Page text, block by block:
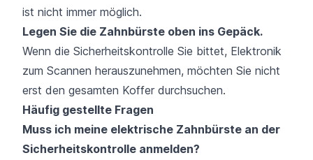
ist nicht immer möglich.
Legen Sie die Zahnbürste oben ins Gepäck.
Wenn die Sicherheitskontrolle Sie bittet, Elektronik
zum Scannen herauszunehmen, möchten Sie nicht
erst den gesamten Koffer durchsuchen.
Häufig gestellte Fragen
Muss ich meine elektrische Zahnbürste an der
Sicherheitskontrolle anmelden?